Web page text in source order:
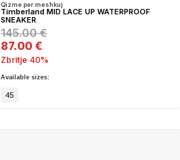
Qizme per meshkuj
Timberland MID LACE UP WATERPROOF
SNEAKER
145.00 €
87.00 €
Zbritje 40%
Available sizes:
45